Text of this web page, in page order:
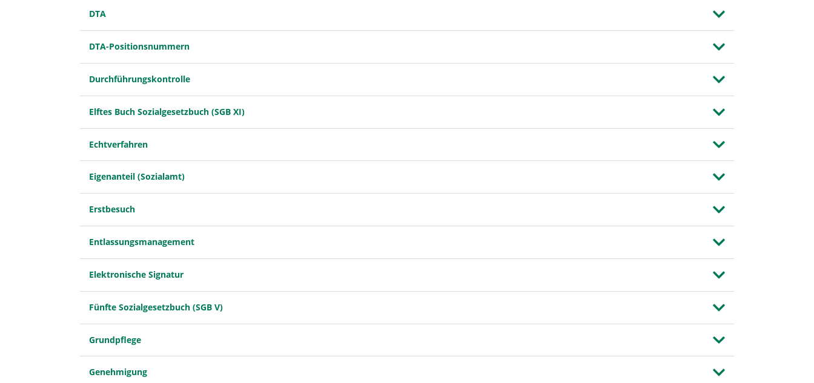
DTA
DTA-Positionsnummern
Durchführungskontrolle
Elftes Buch Sozialgesetzbuch (SGB XI)
Echtverfahren
Eigenanteil (Sozialamt)
Erstbesuch
Entlassungsmanagement
Elektronische Signatur
Fünfte Sozialgesetzbuch (SGB V)
Grundpflege
Genehmigung